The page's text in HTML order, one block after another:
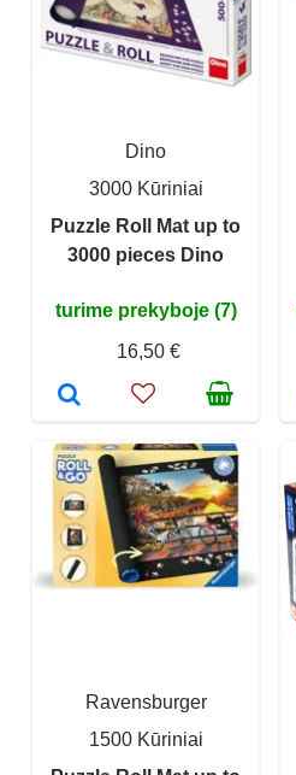
Dino
3000 Kūriniai
Puzzle Roll Mat up to
3000 pieces Dino
turime prekyboje (7)
16,50 €
Ravensburger
1500 Kūriniai